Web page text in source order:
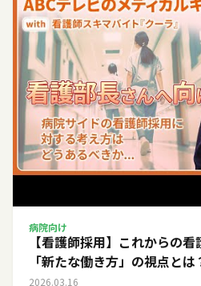
病院向け
【看護師採用】これからの
「新たな働き方」の視点とは
2026.03.16